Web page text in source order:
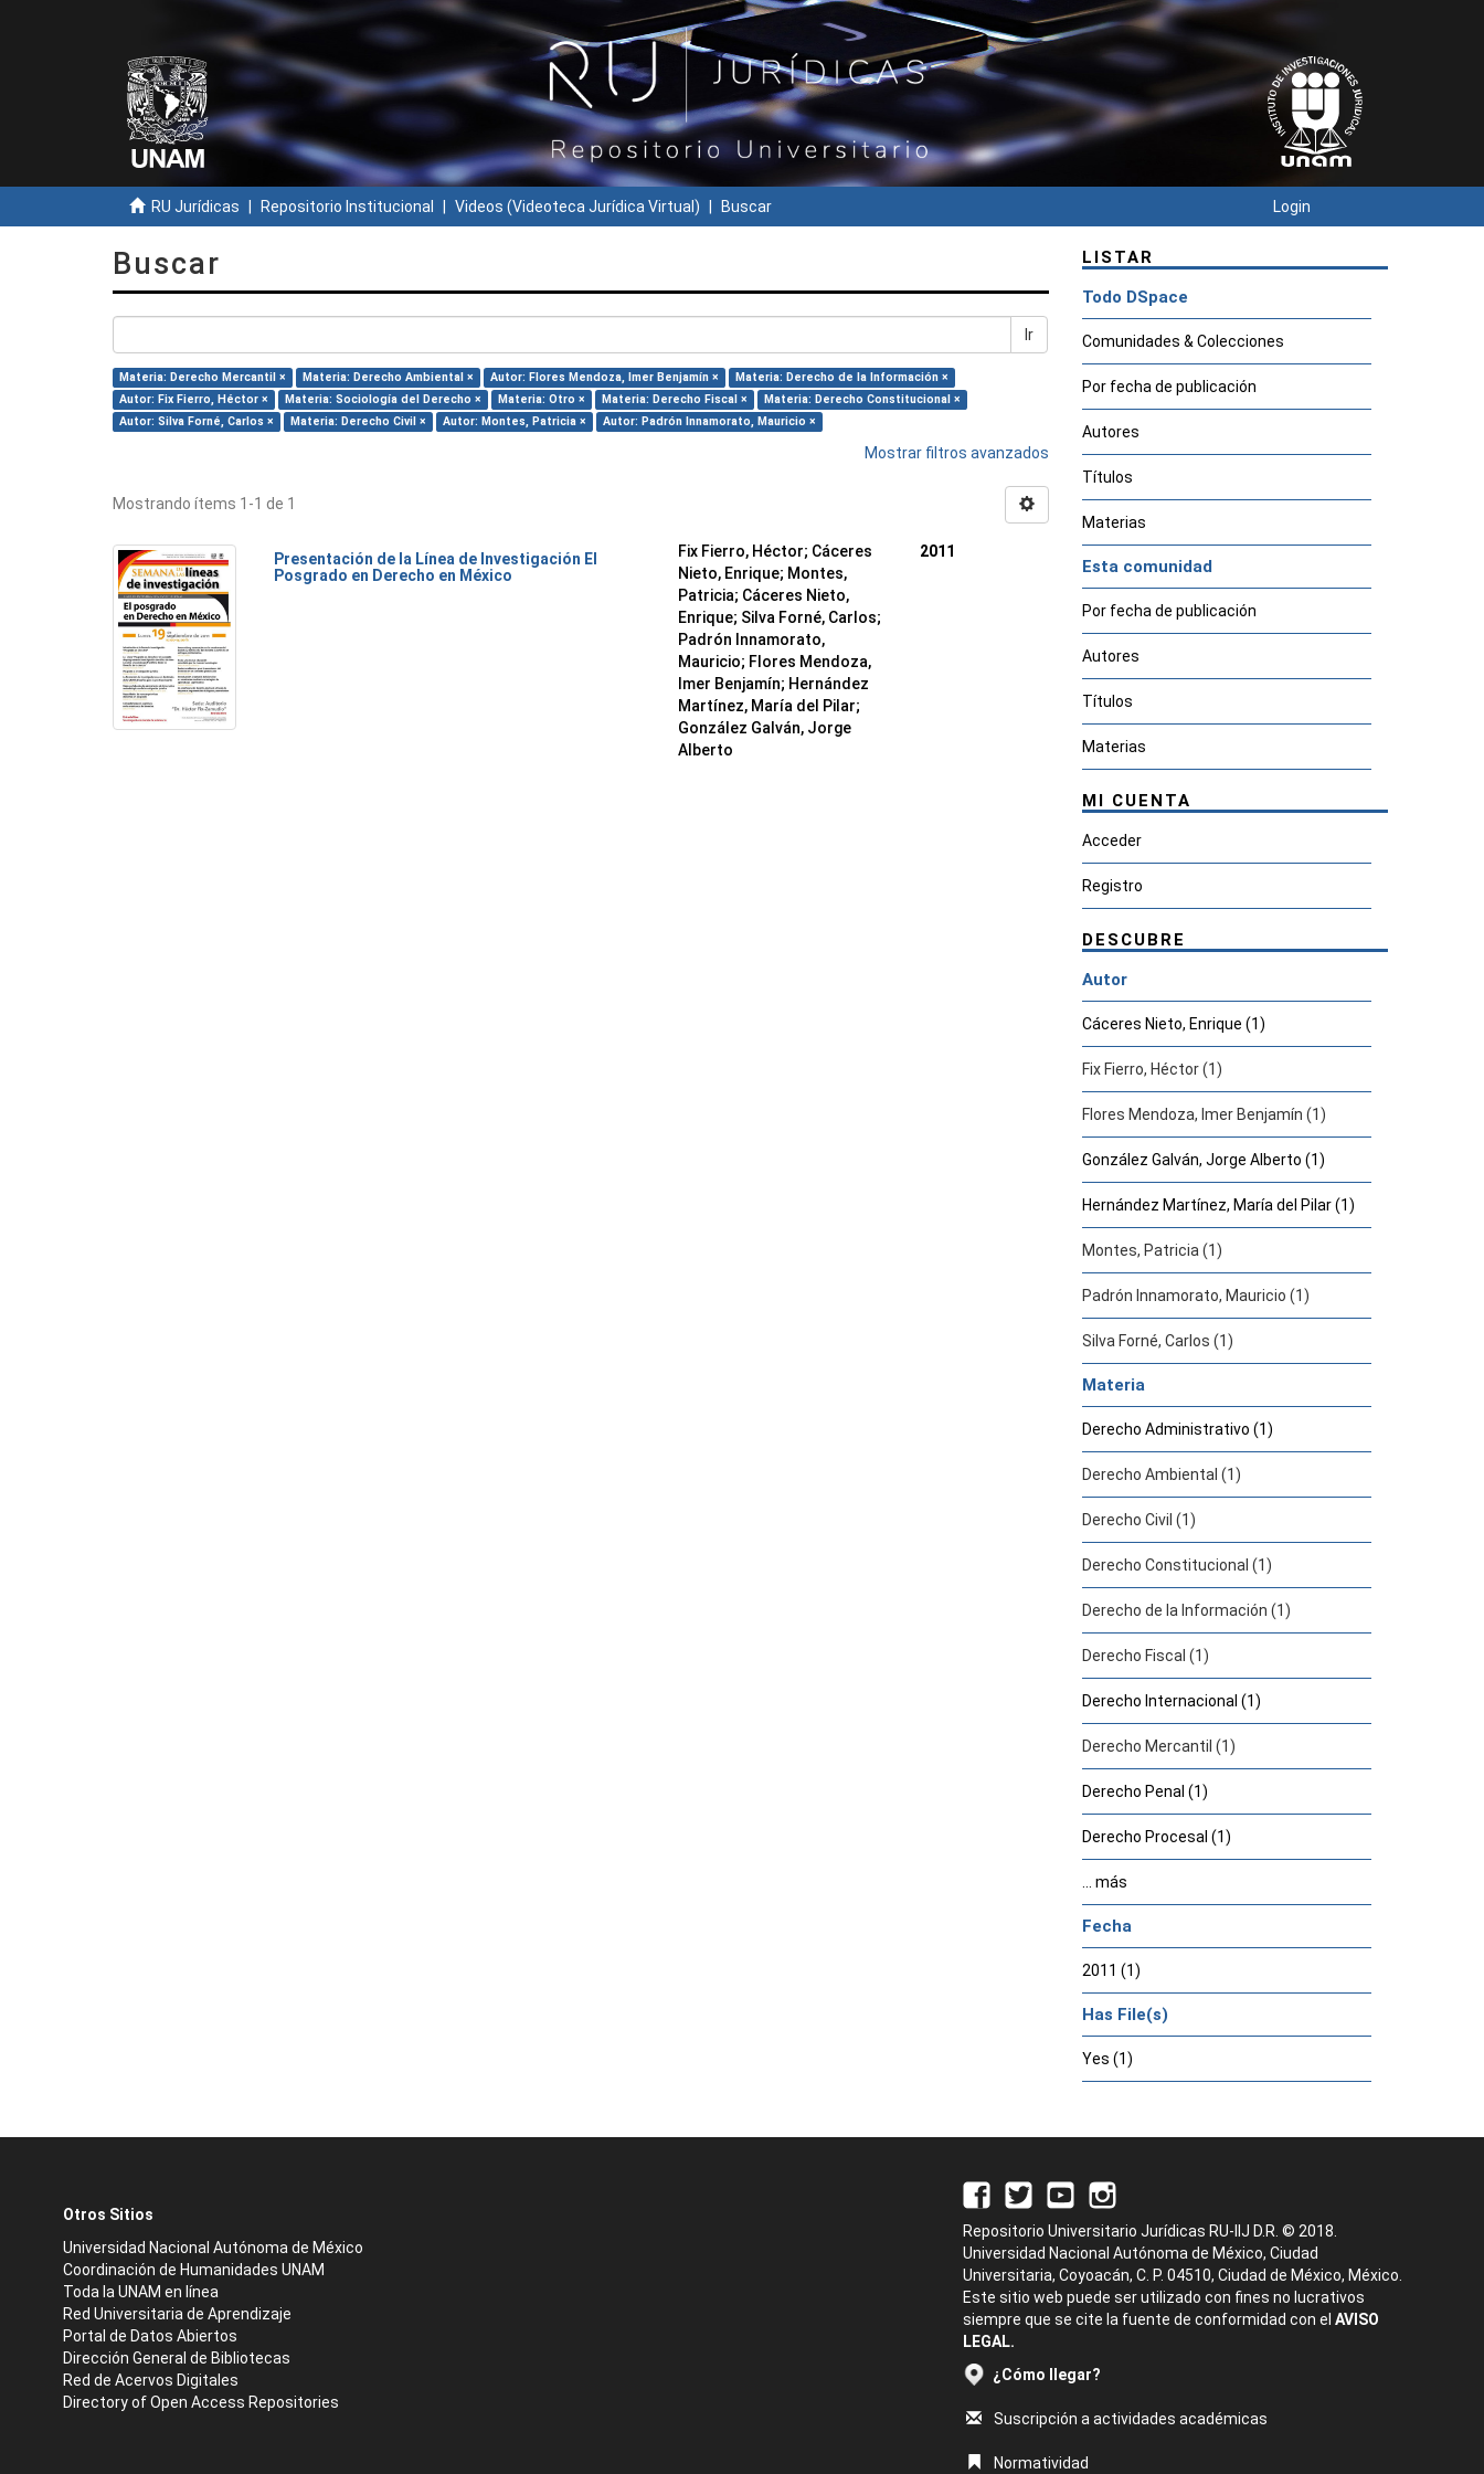
RU Jurídicas Repositorio Institucional Videos (Videoteca Jurídica Virtual) Buscar Login
Buscar
Ir
Materia: Derecho Mercantil × Materia: Derecho Ambiental × Autor: Flores Mendoza, Imer Benjamín ×
Materia: Derecho de la Información ×
Autor: Fix Fierro, Héctor ×
Materia: Sociología del Derecho × Materia: Otro × Materia: Derecho Fiscal ×
Materia: Derecho Constitucional ×
Autor: Silva Forné, Carlos ×
Materia: Derecho Civil × Autor: Montes, Patricia × Autor: Padrón Innamorato, Mauricio ×
Mostrar filtros avanzados
Mostrando ítems 1-1 de 1
Presentación de la Línea de Investigación El
Posgrado en Derecho en México
Fix Fierro, Héctor; Cáceres
Nieto, Enrique; Montes,
Patricia; Cáceres Nieto,
Enrique; Silva Forné, Carlos;
Padrón Innamorato,
Mauricio; Flores Mendoza,
Imer Benjamín; Hernández
Martínez, María del Pilar;
González Galván, Jorge
Alberto
2011
LISTAR
Todo DSpace
Comunidades & Colecciones
Por fecha de publicación
Autores
Títulos
Materias
Esta comunidad
Por fecha de publicación
Autores
Títulos
Materias
MI CUENTA
Acceder
Registro
DESCUBRE
Autor
Cáceres Nieto, Enrique (1)
Fix Fierro, Héctor (1)
Flores Mendoza, Imer Benjamín (1)
González Galván, Jorge Alberto (1)
Hernández Martínez, María del Pilar (1)
Montes, Patricia (1)
Padrón Innamorato, Mauricio (1)
Silva Forné, Carlos (1)
Materia
Derecho Administrativo (1)
Derecho Ambiental (1)
Derecho Civil (1)
Derecho Constitucional (1)
Derecho de la Información (1)
Derecho Fiscal (1)
Derecho Internacional (1)
Derecho Mercantil (1)
Derecho Penal (1)
Derecho Procesal (1)
... más
Fecha
2011 (1)
Has File(s)
Yes (1)
Otros Sitios
Universidad Nacional Autónoma de México
Coordinación de Humanidades UNAM
Toda la UNAM en línea
Red Universitaria de Aprendizaje
Portal de Datos Abiertos
Dirección General de Bibliotecas
Red de Acervos Digitales
Directory of Open Access Repositories
Repositorio Universitario Jurídicas RU-IIJ D.R. © 2018.
Universidad Nacional Autónoma de México, Ciudad
Universitaria, Coyoacán, C. P. 04510, Ciudad de México, México.
Este sitio web puede ser utilizado con fines no lucrativos
siempre que se cite la fuente de conformidad con el AVISO
LEGAL.
¿Cómo llegar?
Suscripción a actividades académicas
Normatividad